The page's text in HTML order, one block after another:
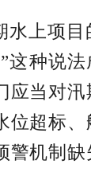
水上项目
这种说
应当对
位超标
警机制